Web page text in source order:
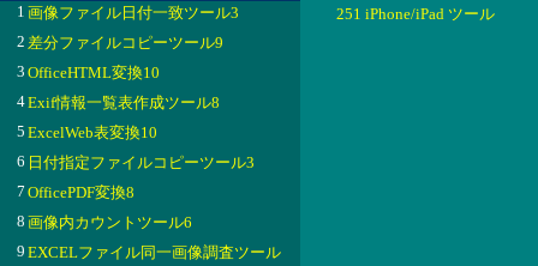
1 画像ファイル日付一致ツール3
2 差分ファイルコピーツール9
3 OfficeHTML変換10
4Exif情報一覧表作成ツール8
5 ExcelWeb表変換10
6 日付指定ファイルコピーツール3
7 OfficePDF変換8
8 画像内カウントツール6
9 EXCELファイル同一画像調査ツール
251 iPhone/iPad ツール